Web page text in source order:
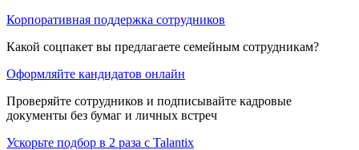
Корпоративная поддержка сотрудников
Какой соцпакет вы предлагаете семейным сотрудникам?
Оформляйте кандидатов онлайн
Проверяйте сотрудников и подписывайте кадровые
документы без бумаг и личных встреч
Ускорьте подбор в 2 раза с Talantix